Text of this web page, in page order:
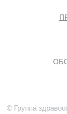
© Группа